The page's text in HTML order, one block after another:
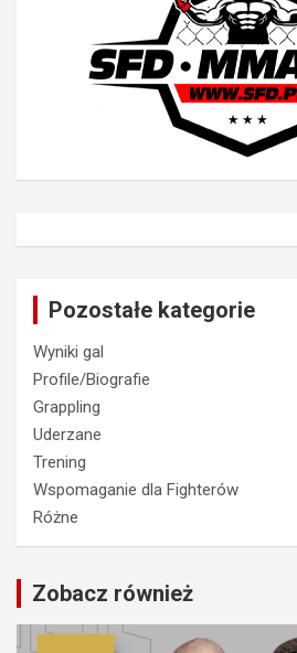
Pozostałe kategorie
Wyniki gal
Profile/Biografie
Grappling
Uderzane
Trening
Wspomaganie dla Fighterów
Różne
Zobacz również